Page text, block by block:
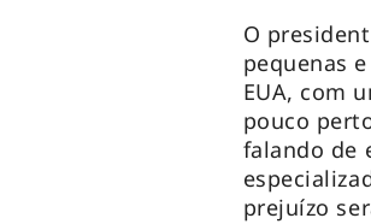
O
pequenas
EUA, com
pouco
falando de
prejuízo